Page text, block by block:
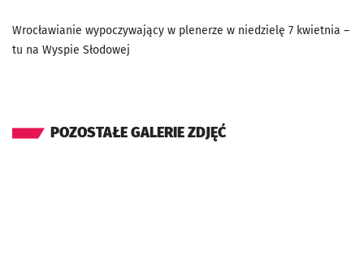
Wrocławianie wypoczywający w plenerze w niedzielę 7 kwietnia –
tu na Wyspie Słodowej
POZOSTAŁE GALERIE ZDJĘĆ